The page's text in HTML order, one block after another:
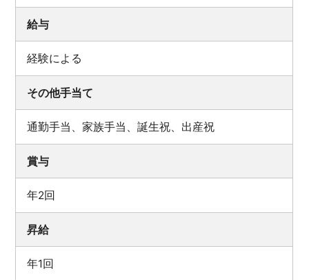
給与
経験による
その他手当て
通勤手当、家族手当、誕生祝、出産祝
賞与
年2回
昇給
年1回